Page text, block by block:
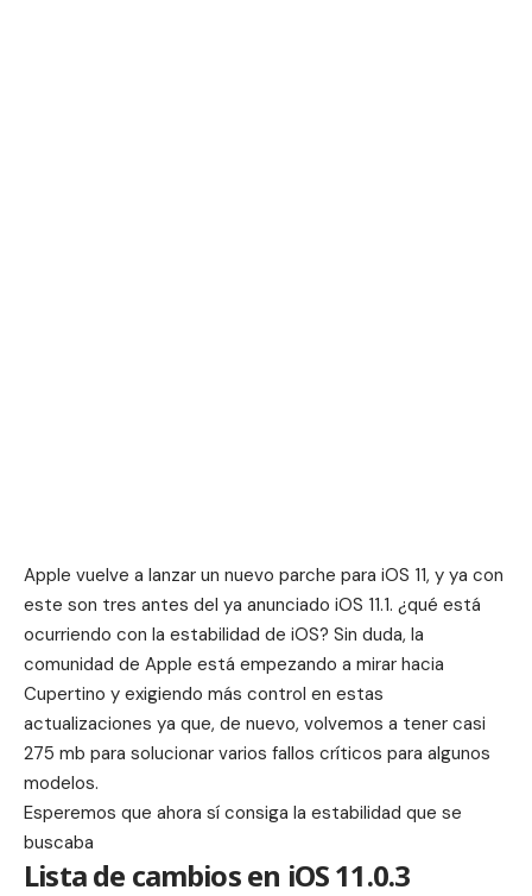
Apple vuelve a lanzar un nuevo parche para iOS 11, y ya con
este son tres antes del ya anunciado iOS 11.1. ¿qué está
ocurriendo con la estabilidad de iOS? Sin duda, la
comunidad de Apple está empezando a mirar hacia
Cupertino y exigiendo más control en estas
actualizaciones ya que, de nuevo, volvemos a tener casi
275 mb para solucionar varios fallos críticos para algunos
modelos.
Esperemos que ahora sí consiga la estabilidad que se
buscaba
Lista de cambios en iOS 11.0.3